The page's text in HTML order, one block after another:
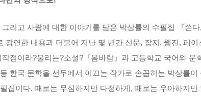
리고 사람에 대한 이야기를 담은 박상률의 수필집 『쓴
강연한 내용과 더불어 지난 몇 년간 신문, 잡지, 웹진, 페
점이라?불리는?소설?『봄바람』과 고등학교 국어와 문
한국 문학을 선두에서 이끄는 작가로 손꼽히는 박상률
집이다. 때로는 무심하지만 다정하게, 때로는 우아하지